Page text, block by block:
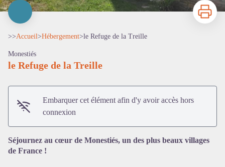
Voir l'image en plein écran
Imprimer
>>Accueil>Hébergement>le Refuge de la Treille
Monestiés
le Refuge de la Treille
Embarquer cet élément afin d'y avoir accès hors
connexion
Séjournez au cœur de Monestiés, un des plus beaux villages
de France !